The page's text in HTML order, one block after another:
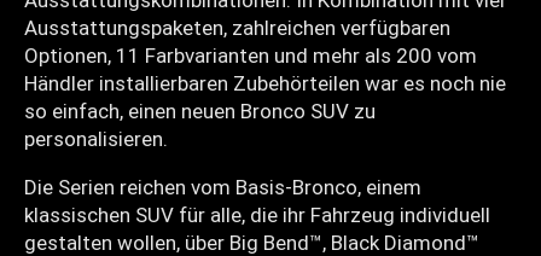
Ausstattungspaketen, zahlreichen verfügbaren
Optionen, 11 Farbvarianten und mehr als 200 vom
Händler installierbaren Zubehörteilen war es noch nie
so einfach, einen neuen Bronco SUV zu
personalisieren.
Die Serien reichen vom Basis-Bronco, einem
klassischen SUV für alle, die ihr Fahrzeug individuell
gestalten wollen, über Big Bend™, Black Diamond™